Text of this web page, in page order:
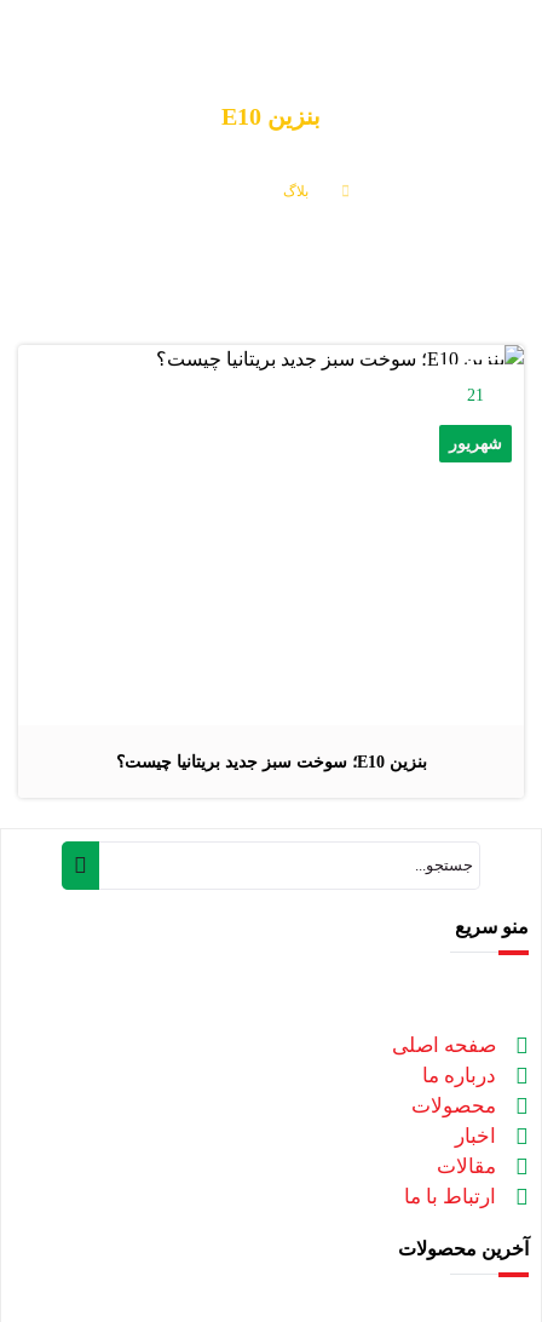
بنزین E10
بلاگ
بنزین E10؛ سوخت سبز جدید بریتانیا چیست؟
21
شهریور
منو سریع
صفحه اصلی
درباره ما
محصولات
اخبار
مقالات
ارتباط با ما
آخرین محصولات